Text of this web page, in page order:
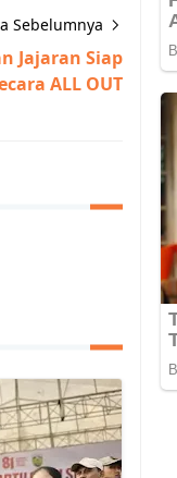
Sebelumnya
Jajaran Siap
ALL OUT